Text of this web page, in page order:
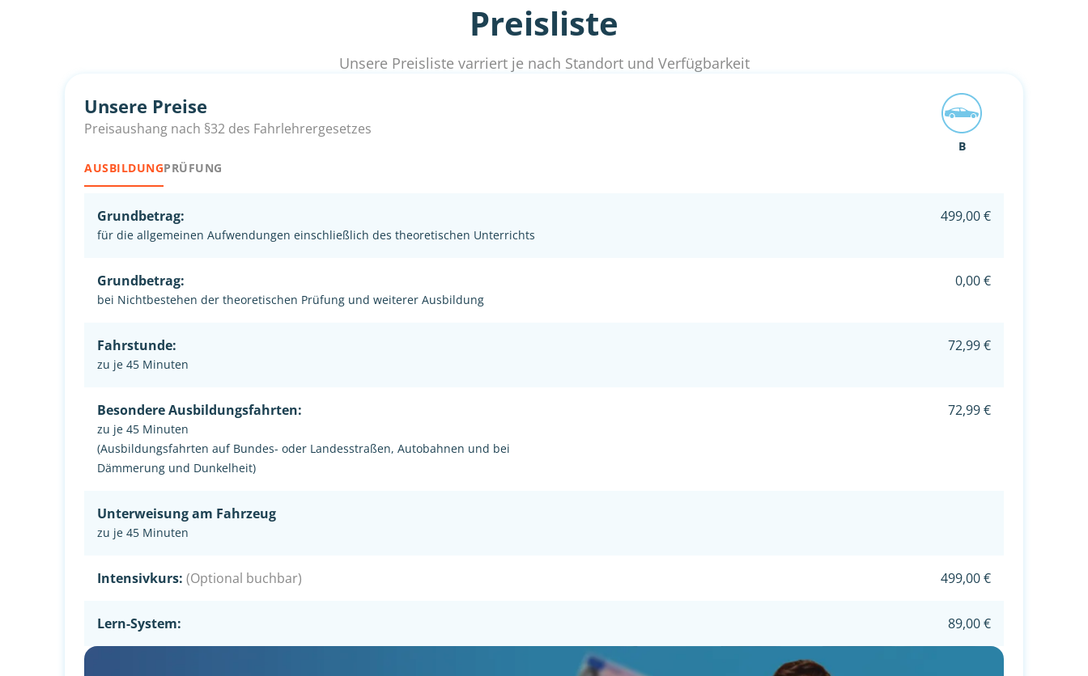
Preisliste
Unsere Preisliste varriert je nach Standort und Verfügbarkeit
Unsere Preise
Preisaushang nach §32 des Fahrlehrergesetzes
AUSBILDUNGPRÜFUNG
B
Grundbetrag:
für die allgemeinen Aufwendungen einschließlich des theoretischen Unterrichts
499,00 €
Grundbetrag:
bei Nichtbestehen der theoretischen Prüfung und weiterer Ausbildung
0,00 €
Fahrstunde:
zu je 45 Minuten
72,99 €
Besondere Ausbildungsfahrten:
zu je 45 Minuten
(Ausbildungsfahrten auf Bundes- oder Landesstraßen, Autobahnen und bei
Dämmerung und Dunkelheit)
72,99 €
Unterweisung am Fahrzeug
zu je 45 Minuten
Intensivkurs: (Optional buchbar) 499,00 €
Lern-System: 89,00 €